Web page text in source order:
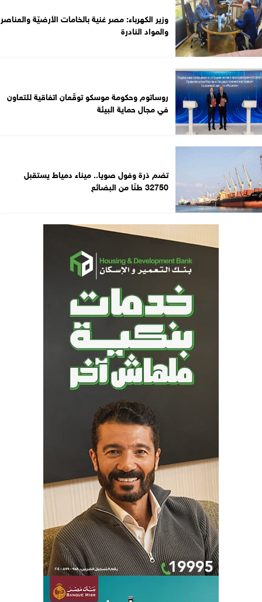
وزير الكهرباء: مصر غنية بالخامات الأرضيّة والعناصر
والمواد النادرة
روساتوم وحكومة موسكو توقّعان اتفاقية للتعاون
في مجال حماية البيئة
تضم ذرة وفول صويا.. ميناء دمياط يستقبل
32750 طنًا من البضائع